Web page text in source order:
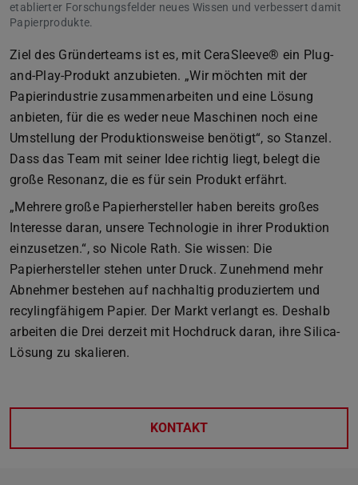
etablierter Forschungsfelder neues Wissen und verbessert damit
Papierprodukte.
Ziel des Gründerteams ist es, mit CeraSleeve® ein Plug-
and-Play-Produkt anzubieten. „Wir möchten mit der
Papierindustrie zusammenarbeiten und eine Lösung
anbieten, für die es weder neue Maschinen noch eine
Umstellung der Produktionsweise benötigt“, so Stanzel.
Dass das Team mit seiner Idee richtig liegt, belegt die
große Resonanz, die es für sein Produkt erfährt.
„Mehrere große Papierhersteller haben bereits großes
Interesse daran, unsere Technologie in ihrer Produktion
einzusetzen.“, so Nicole Rath. Sie wissen: Die
Papierhersteller stehen unter Druck. Zunehmend mehr
Abnehmer bestehen auf nachhaltig produziertem und
recylingfähigem Papier. Der Markt verlangt es. Deshalb
arbeiten die Drei derzeit mit Hochdruck daran, ihre Silica-
Lösung zu skalieren.
KONTAKT